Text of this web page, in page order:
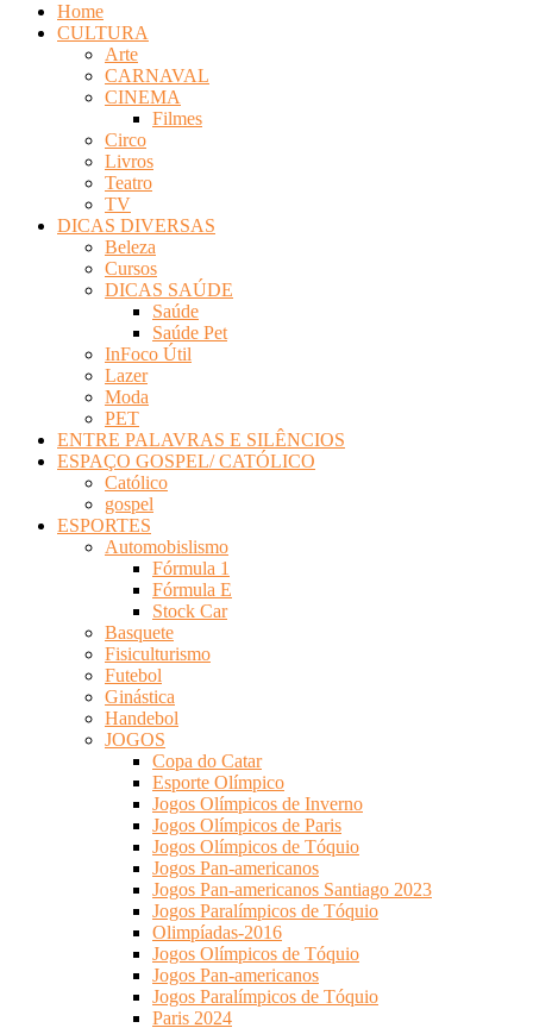
Home
CULTURA
Arte
CARNAVAL
CINEMA
Filmes
Circo
Livros
Teatro
TV
DICAS DIVERSAS
Beleza
Cursos
DICAS SAÚDE
Saúde
Saúde Pet
InFoco Útil
Lazer
Moda
PET
ENTRE PALAVRAS E SILÊNCIOS
ESPAÇO GOSPEL/ CATÓLICO
Católico
gospel
ESPORTES
Automobislismo
Fórmula 1
Fórmula E
Stock Car
Basquete
Fisiculturismo
Futebol
Ginástica
Handebol
JOGOS
Copa do Catar
Esporte Olímpico
Jogos Olímpicos de Inverno
Jogos Olímpicos de Paris
Jogos Olímpicos de Tóquio
Jogos Pan-americanos
Jogos Pan-americanos Santiago 2023
Jogos Paralímpicos de Tóquio
Olimpíadas-2016
Jogos Olímpicos de Tóquio
Jogos Pan-americanos
Jogos Paralímpicos de Tóquio
Paris 2024